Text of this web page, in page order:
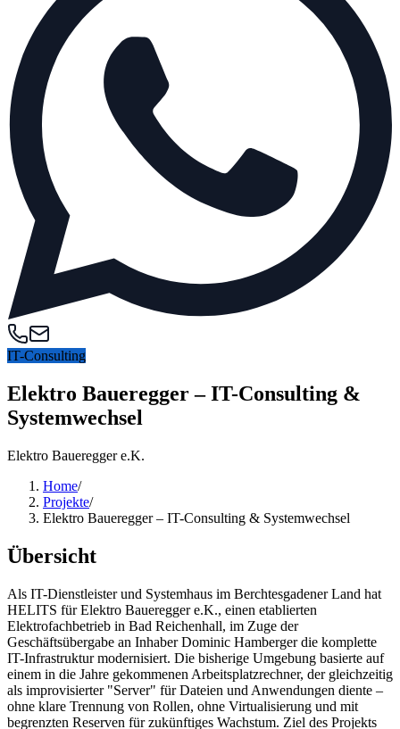
IT-Consulting
Elektro Baueregger – IT-Consulting &
Systemwechsel
Elektro Baueregger e.K.
Home/
Projekte/
Elektro Baueregger – IT-Consulting & Systemwechsel
Übersicht
Als IT-Dienstleister und Systemhaus im Berchtesgadener Land hat
HELITS für Elektro Baueregger e.K., einen etablierten
Elektrofachbetrieb in Bad Reichenhall, im Zuge der
Geschäftsübergabe an Inhaber Dominic Hamberger die komplette
IT-Infrastruktur modernisiert. Die bisherige Umgebung basierte auf
einem in die Jahre gekommenen Arbeitsplatzrechner, der gleichzeitig
als improvisierter "Server" für Dateien und Anwendungen diente –
ohne klare Trennung von Rollen, ohne Virtualisierung und mit
begrenzten Reserven für zukünftiges Wachstum. Ziel des Projekts